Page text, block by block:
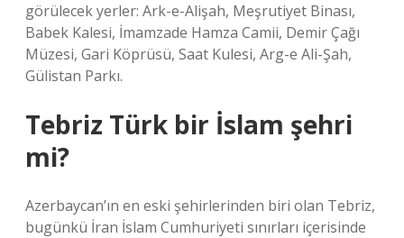
görülecek yerler: Ark-e-Alişah, Meşrutiyet Binası,
Babek Kalesi, İmamzade Hamza Camii, Demir Çağı
Müzesi, Gari Köprüsü, Saat Kulesi, Arg-e Ali-Şah,
Gülistan Parkı.
Tebriz Türk bir İslam şehri
mi?
Azerbaycan’ın en eski şehirlerinden biri olan Tebriz,
bugünkü İran İslam Cumhuriyeti sınırları içerisinde